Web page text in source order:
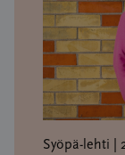
Syöpä-lehti |